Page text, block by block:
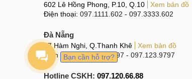
602 Lê Hồng Phong, P.10, Q.10
Xem bản đồ
Điện thoại: 097.1111.602 - 097.3333.602
Đà Nẵng
97 Hàm Nghi, Q.Thanh Khê
Xem bản đồ
Điện thoại:096.123.9797 - 097.123.9797
Hotline CSKH: 097.120.66.88
Bạn cần hỗ trợ?